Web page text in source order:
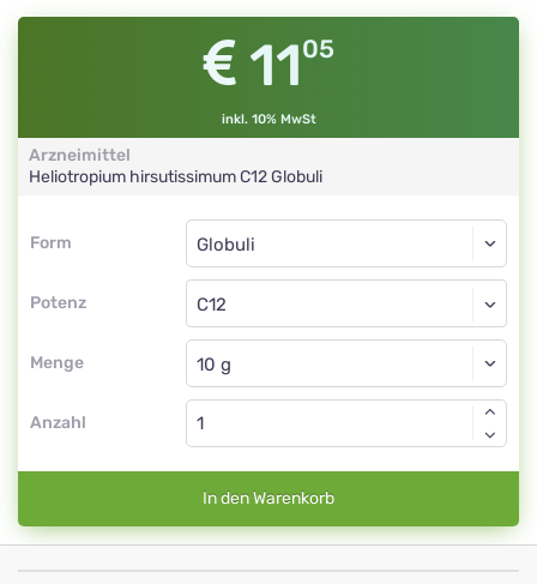
1105
inkl. 10% MwSt
Arzneimittel
Heliotropium hirsutissimumC12Globuli
Form
Form
Potenz
Globuli
C12
Menge
Globuli
Anzahl
In den Warenkorb